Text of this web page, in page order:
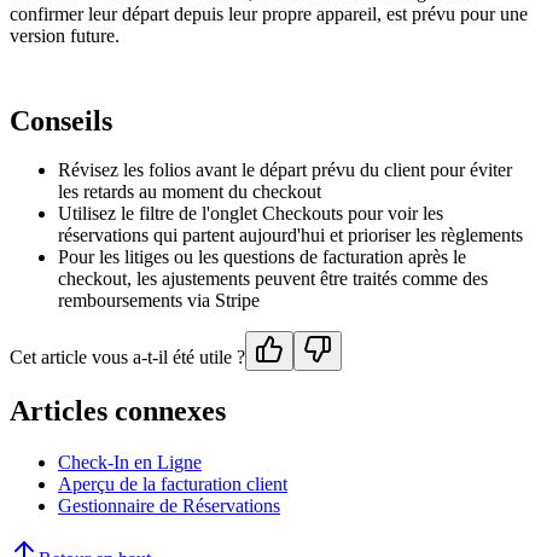
confirmer leur départ depuis leur propre appareil, est prévu pour une
version future.
Conseils
Révisez les folios avant le départ prévu du client pour éviter
les retards au moment du checkout
Utilisez le filtre de l'onglet Checkouts pour voir les
réservations qui partent aujourd'hui et prioriser les règlements
Pour les litiges ou les questions de facturation après le
checkout, les ajustements peuvent être traités comme des
remboursements via Stripe
Cet article vous a-t-il été utile ?
Articles connexes
Check-In en Ligne
Aperçu de la facturation client
Gestionnaire de Réservations